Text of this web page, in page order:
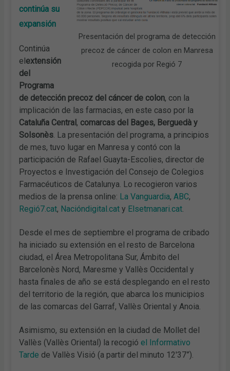
Presentación del programa de detección
precoz de cáncer de colon en Manresa
recogida por Regió 7
continúa su
expansión
Continúa
elextensión
del
Programa
de detección precoz del cáncer de colon, con la
implicación de las farmacias, en este caso por la
Cataluña Central, comarcas del Bages, Berguedà y
Solsonès. La presentación del programa, a principios
de mes, tuvo lugar en Manresa y contó con la
participación de Rafael Guayta-Escolies, director de
Proyectos e Investigación del Consejo de Colegios
Farmacéuticos de Catalunya. Lo recogieron varios
medios de la prensa online: La Vanguardia,ABC,
Regió7.cat, Nacióndigital.cat y Elsetmanari.cat.
Desde el mes de septiembre el programa de cribado
ha iniciado su extensión en el resto de Barcelona
ciudad, el Área Metropolitana Sur, Ámbito del
Barcelonès Nord, Maresme y Vallès Occidental y
hasta finales de año se está desplegando en el resto
del territorio de la región, que abarca los municipios
de las comarcas del Garraf, Vallès Oriental y Anoia.
Asimismo, su extensión en la ciudad de Mollet del
Vallès (Vallès Oriental) la recogióel Informativo
Tarde de Vallès Visió (a partir del minuto 12'37”).